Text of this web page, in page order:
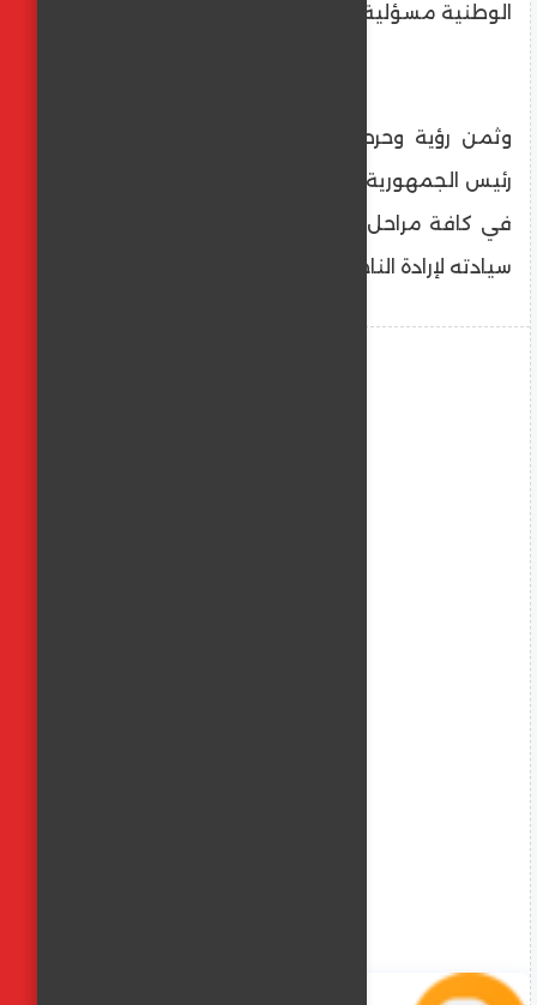
الوطنية مسؤلية وبهم تكتمل مسيرة الوطن
وثمن رؤية وحرص الرئيس عبدالفتاح السيسي
رئيس الجمهورية على مراعاة الشفافية والنزاهة
في كافة مراحل انتخابات مجلس النواب ودعم
سيادته لإرادة الناخبين الحرة